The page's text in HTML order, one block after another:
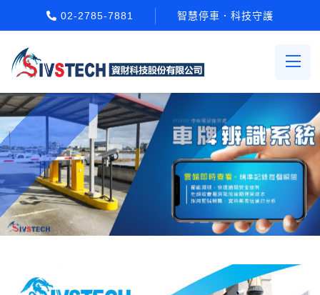
02-2785-7881 智慧停車．科技守護